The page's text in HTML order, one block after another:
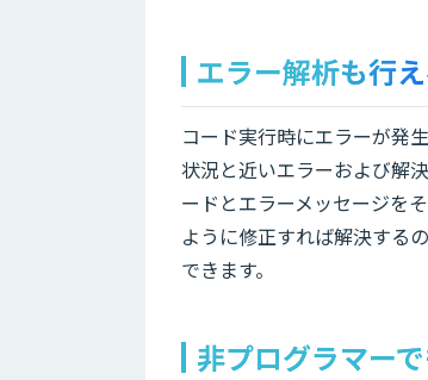
エラー解析も行
コード実行時にエラーが発
状況と近いエラーおよび解
ードとエラーメッセージを
ように修正すれば解決する
できます。
非プログラマー